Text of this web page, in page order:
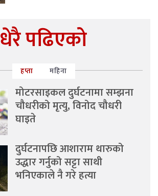
धेरै पढिएको
हप्ता महिना
मोटरसाइकल दुर्घटनामा सम्झना
चौधरीको मृत्यु, विनोद चौधरी
घाइते
दुर्घटनापछि आशाराम थारुको
उद्धार गर्नुको सट्टा साथी
भनिएकाले नै गरे हत्या